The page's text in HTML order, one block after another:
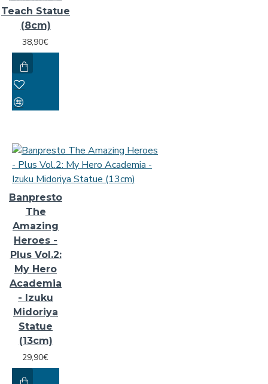
Teach Statue
(8cm)
38,90€
Banpresto
The
Amazing
Heroes -
Plus Vol.2:
My Hero
Academia
- Izuku
Midoriya
Statue
(13cm)
29,90€